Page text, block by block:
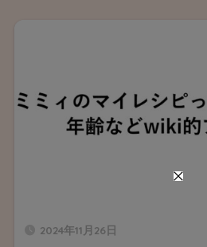
2024年11月26日